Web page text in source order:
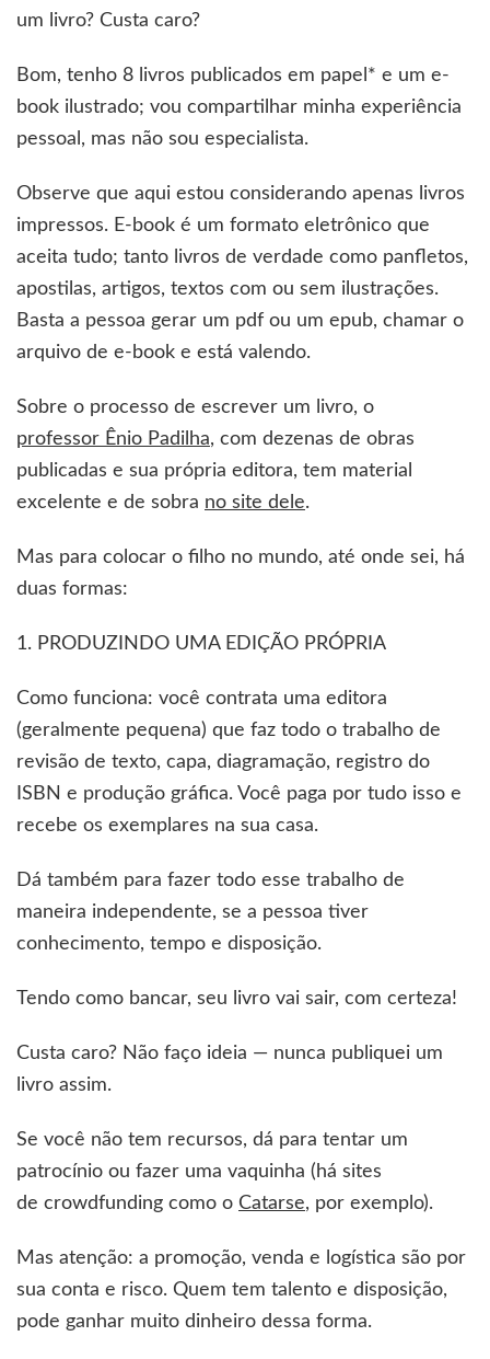
um livro? Custa caro?
Bom, tenho 8 livros publicados em papel* e um e-
book ilustrado; vou compartilhar minha experiência
pessoal, mas não sou especialista.
Observe que aqui estou considerando apenas livros
impressos. E-book é um formato eletrônico que
aceita tudo; tanto livros de verdade como panfletos,
apostilas, artigos, textos com ou sem ilustrações.
Basta a pessoa gerar um pdf ou um epub, chamar o
arquivo de e-book e está valendo.
Sobre o processo de escrever um livro, o
professor Ênio Padilha, com dezenas de obras
publicadas e sua própria editora, tem material
excelente e de sobra no site dele.
Mas para colocar o filho no mundo, até onde sei, há
duas formas:
1. PRODUZINDO UMA EDIÇÃO PRÓPRIA
Como funciona: você contrata uma editora
(geralmente pequena) que faz todo o trabalho de
revisão de texto, capa, diagramação, registro do
ISBN e produção gráfica. Você paga por tudo isso e
recebe os exemplares na sua casa.
Dá também para fazer todo esse trabalho de
maneira independente, se a pessoa tiver
conhecimento, tempo e disposição.
Tendo como bancar, seu livro vai sair, com certeza!
Custa caro? Não faço ideia — nunca publiquei um
livro assim.
Se você não tem recursos, dá para tentar um
patrocínio ou fazer uma vaquinha (há sites
de crowdfunding como o Catarse, por exemplo).
Mas atenção: a promoção, venda e logística são por
sua conta e risco. Quem tem talento e disposição,
pode ganhar muito dinheiro dessa forma.